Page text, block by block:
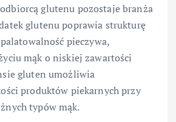
glutenu pozostaje branża
glutenu poprawia strukturę
pieczywa,
mąk o niskiej zawartości
gluten umożliwia
produktów piekarnych przy
typów mąk.